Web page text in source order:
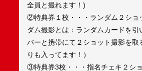
全員と撮れます！)
②特典券１枚・・・ランダム２ショ
ダム撮影とは：ランダムカードを
バーと携帯にて２ショット撮影を取
りも入ってます！）
③特典券3枚・・・指名チェキ２シ